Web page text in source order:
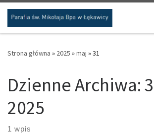
Przejdź do treści
Strona główna » 2025 »maj »31
Dzienne Archiwa:
2025
1 wpis